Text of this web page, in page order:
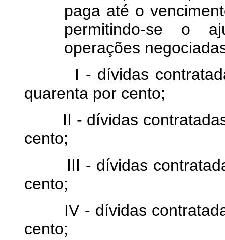
paga até o
permitindo-se o
operações
I - dívidas contratadas
quarenta por cento;
II - dívidas contratadas
cento;
III - dívidas
cento;
IV - dívidas
cento;